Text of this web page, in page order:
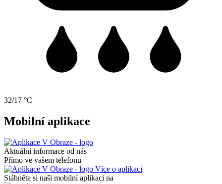
32/17 °C
Mobilní aplikace
Aktuální informace od nás
Přímo ve vašem telefonu
Více o aplikaci
Stáhněte si naši mobilní aplikaci na